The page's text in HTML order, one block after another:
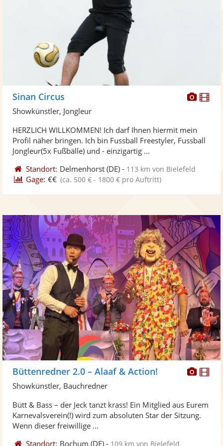
Sinan Circus
Showkünstler, Jongleur
HERZLICH WILLKOMMEN! Ich darf Ihnen hiermit mein
Profil näher bringen. Ich bin Fussball Freestyler, Fussball
Jongleur(5x Fußbälle) und - einzigartig ...
Standort: Delmenhorst (DE) - 113 km von Bielefeld
Gage: €€ (ca. 500 € - 1800 € pro Auftritt)
Fotos
Büttenredner 2.0 – Alaaf & Action!
Showkünstler, Bauchredner
Bütt & Bass – der Jeck tanzt krass! Ein Mitglied aus Eurem
Karnevalsverein(!) wird zum absoluten Star der Sitzung.
Wenn dieser freiwillige ...
Standort: Bochum (DE) - 109 km von Bielefeld